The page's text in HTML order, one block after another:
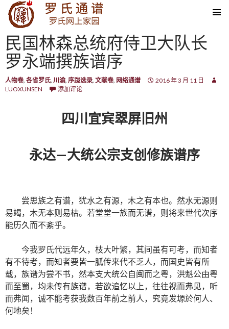
SKIP TO CONTENT
民国林森总统府侍卫大队长
罗永端撰族谱序
人物卷, 各省罗氏, 川渝, 序跋选录, 文献卷, 网络通谱
2016 年 3 月 11 日
LUOXUNSEN
添加评论
四川宜宾翠屏旧州
永达—大统公宗支创修族谱序
尝思族之有谱，犹水之有源，木之有本也。然水无源则
易竭，木无本则易枯。若堂堂一族而无谱，则将来世代次序
能历久而不紊乎。
今我罗氏代远年久，枝大叶繁，其间虽有可考，而知者
有不待考，而知者要皆一胍传来代不乏人，而国史皆有所
载，族谱为尝不书，然本支大统公自闽而之粤，洪魁公由粤
而至蜀，均未传有族谱，若欲追忆以上，往往视而弗见，听
而弗闻，诚不能考获我数百年前之前人，究竟发塬於何人、
何地矣！